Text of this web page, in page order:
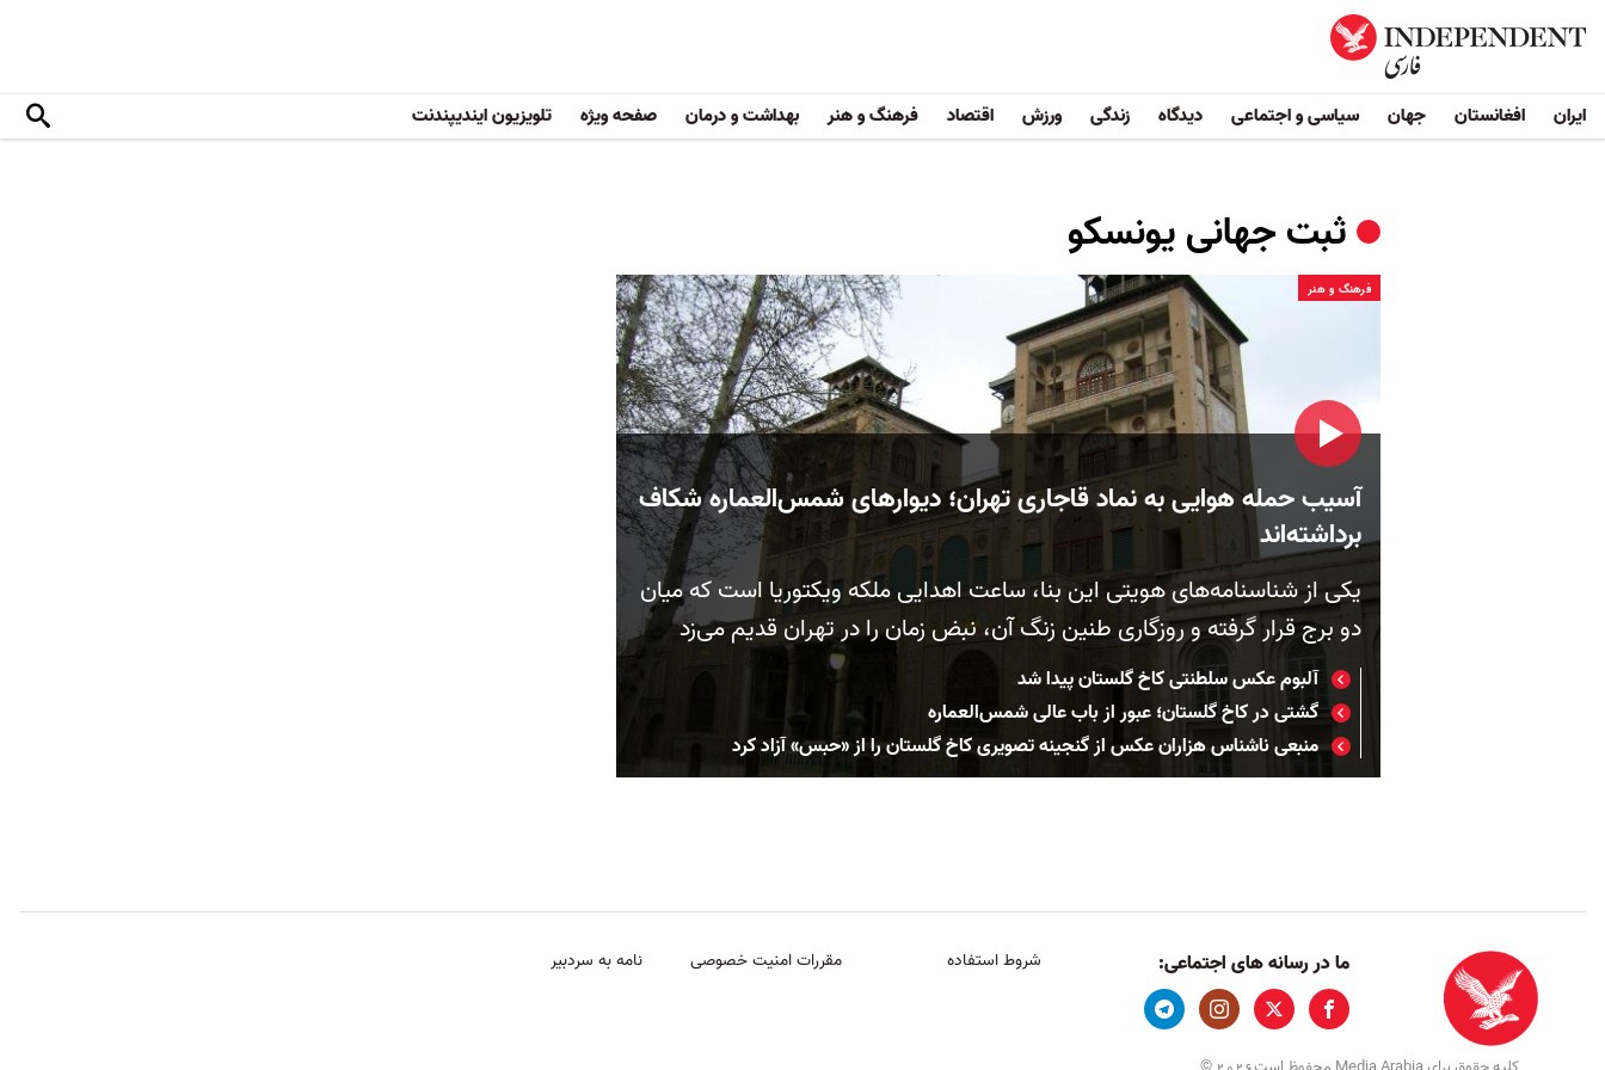
ایران افغانستان جهان سیاسی و اجتماعی دیدگاه زندگی ورزش اقتصاد فرهنگ و هنر بهداشت و درمان صفحه ویژه تلویزیون ایندیپندنت
ثبت جهانی یونسکو
فرهنگ و هنر
آسیب حمله هوایی به نماد قاجاری تهران؛ دیوارهای شمس‌العماره شکاف
برداشته‌اند
یکی از شناسنامه‌های هویتی این بنا، ساعت اهدایی ملکه ویکتوریا است که میان
دو برج قرار گرفته و روزگاری طنین زنگ آن، نبض زمان را در تهران قدیم می‌زد
آلبوم عکس سلطنتی کاخ گلستان پیدا شد
گشتی در کاخ گلستان؛ عبور از باب عالی شمس‌العماره
منبعی ناشناس هزاران عکس از گنجینه تصویری کاخ گلستان را از «حبس» آزاد کرد
ما در رسانه های اجتماعی: شروط استفاده مقررات امنیت خصوصی نامه به سردبیر